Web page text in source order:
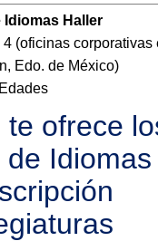
Idiomas Haller
4 (oficinas corporativas
Edo. de México)
te ofrece
Idiomas